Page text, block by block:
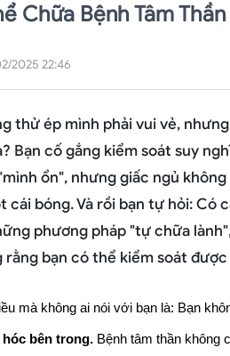
Chữa Bệnh Tâm
2025 22:46
thử ép mình phải vui vẻ,
Bạn cố gắng kiểm soát suy
ổn", nhưng giấc ngủ
cái bóng. Và rồi bạn tự hỏi: Có
phương pháp "tự chữa
rằng bạn có thể kiểm soát
mà không ai nói với bạn là: Bạn
hóc bên trong. Bệnh tâm thần không